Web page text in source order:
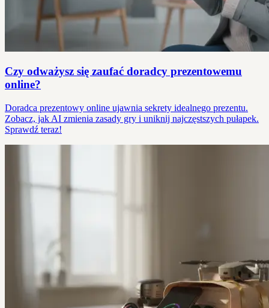
Czy odważysz się zaufać doradcy prezentowemu
online?
Doradca prezentowy online ujawnia sekrety idealnego prezentu.
Zobacz, jak AI zmienia zasady gry i uniknij najczęstszych pułapek.
Sprawdź teraz!